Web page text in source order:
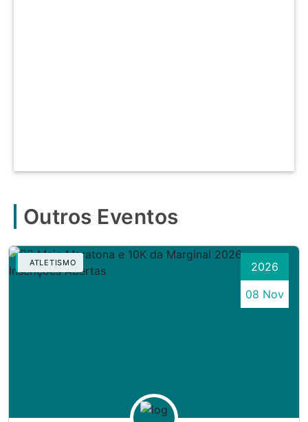
Outros Eventos
ATLETISMO
2026
08 Nov